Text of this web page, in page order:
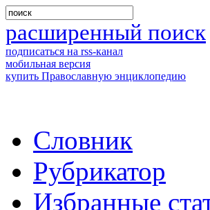
расширенный поиск
подписаться на rss-канал
мобильная версия
купить Православную энциклопедию
Словник
Рубрикатор
Избранные